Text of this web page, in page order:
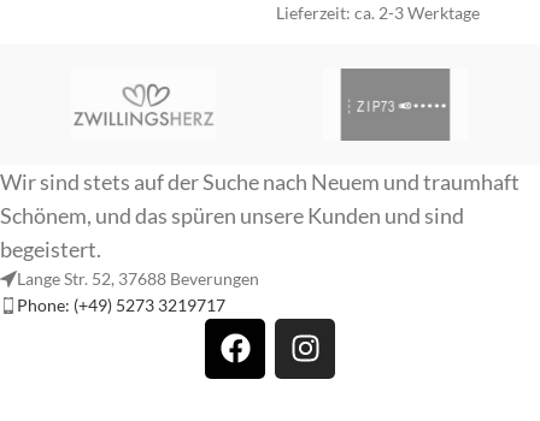
Lieferzeit: ca. 2-3 Werktage
Wir sind stets auf der Suche nach Neuem und traumhaft
Schönem, und das spüren unsere Kunden und sind
begeistert.
Lange Str. 52, 37688 Beverungen
Phone: (+49) 5273 3219717